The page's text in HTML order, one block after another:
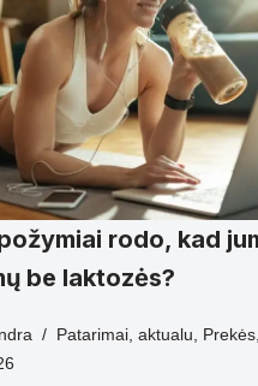
rodo, kad
be laktozės?
Patarimai, aktualu, Prekės,